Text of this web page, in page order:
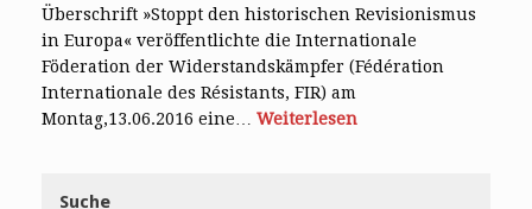
Überschrift »Stoppt den historischen Revisionismus
in Europa« veröffentlichte die Internationale
Föderation der Widerstandskämpfer (Fédération
Internationale des Résistants, FIR) am
Montag,13.06.2016 eine… Weiterlesen
Suche